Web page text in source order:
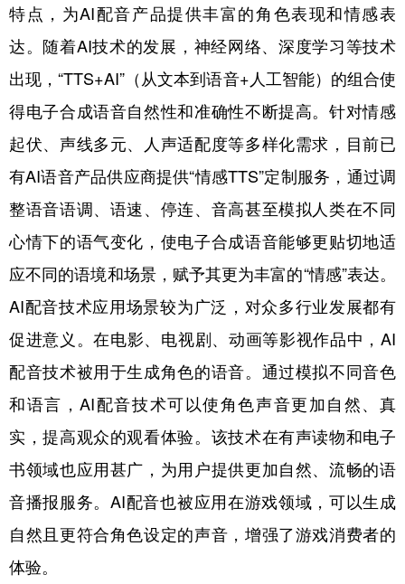
特点，为AI配音产品提供丰富的角色表现和情感表
达。随着AI技术的发展，神经网络、深度学习等技术
出现，“TTS+AI”（从文本到语音+人工智能）的组合使
得电子合成语音自然性和准确性不断提高。针对情感
起伏、声线多元、人声适配度等多样化需求，目前已
有AI语音产品供应商提供“情感TTS”定制服务，通过调
整语音语调、语速、停连、音高甚至模拟人类在不同
心情下的语气变化，使电子合成语音能够更贴切地适
应不同的语境和场景，赋予其更为丰富的“情感”表达。
AI配音技术应用场景较为广泛，对众多行业发展都有
促进意义。在电影、电视剧、动画等影视作品中，AI
配音技术被用于生成角色的语音。通过模拟不同音色
和语言，AI配音技术可以使角色声音更加自然、真
实，提高观众的观看体验。该技术在有声读物和电子
书领域也应用甚广，为用户提供更加自然、流畅的语
音播报服务。AI配音也被应用在游戏领域，可以生成
自然且更符合角色设定的声音，增强了游戏消费者的
体验。